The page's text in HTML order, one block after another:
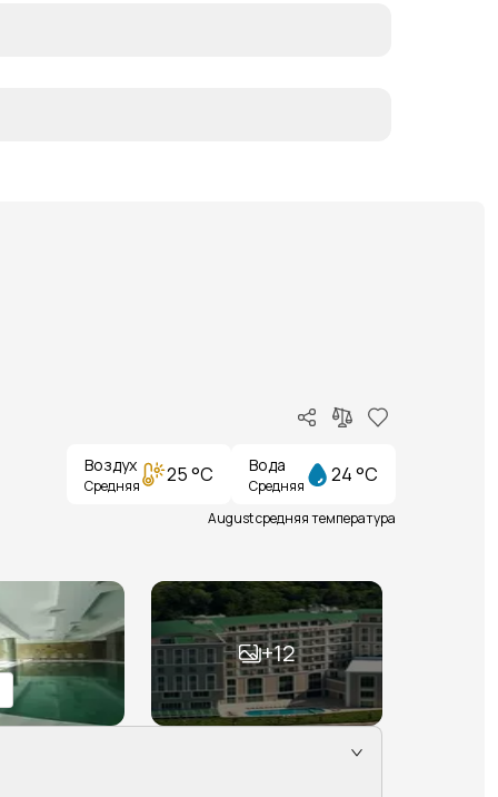
Воздух
Средняя 25 °C Вода
Средняя 24 °C
August средняя температура
+12